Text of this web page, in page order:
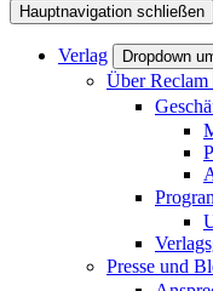
Hauptnavigation schließen
Verlag Dropdown
Über Reclam
Presse und